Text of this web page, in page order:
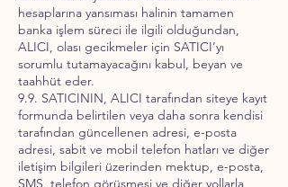
hesaplarına yansıması halinin tamamen
banka işlem süreci ile ilgili olduğundan,
ALICI, olası gecikmeler için SATICI’yı
sorumlu tutamayacağını kabul, beyan ve
taahhüt eder.
9.9. SATICININ, ALICI tarafından siteye kayıt
formunda belirtilen veya daha sonra kendisi
tarafından güncellenen adresi, e-posta
adresi, sabit ve mobil telefon hatları ve diğer
iletişim bilgileri üzerinden mektup, e-posta,
SMS, telefon görüşmesi ve diğer yollarla